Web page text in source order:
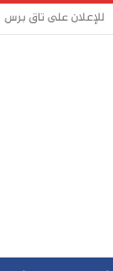
للإعلان على تاق برس